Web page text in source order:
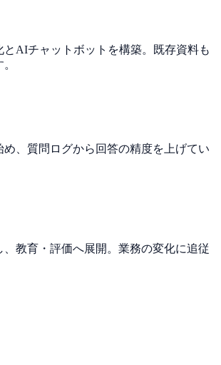
とAIチャットボットを構築。既存資料も
め、質問ログから回答の精度を上げてい
、教育・評価へ展開。業務の変化に追従